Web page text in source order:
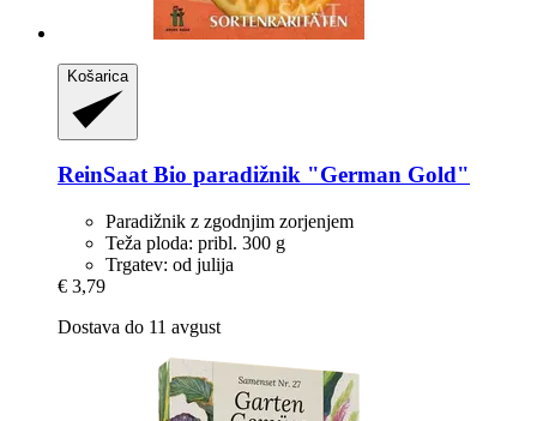
Košarica
ReinSaatBio paradižnik "German Gold"
Paradižnik z zgodnjim zorjenjem
Teža ploda: pribl. 300 g
Trgatev: od julija
€ 3,79
Dostava do 11 avgust